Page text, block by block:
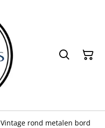
Vintage rond metalen bord